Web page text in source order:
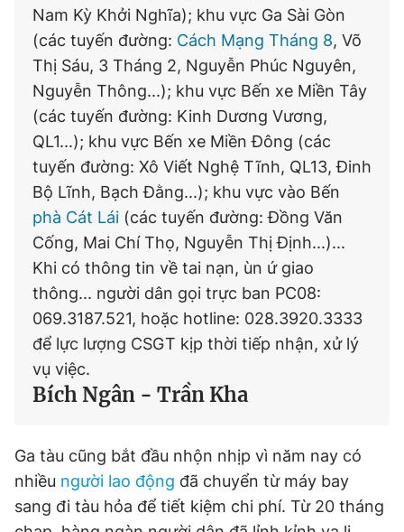
Nam Kỳ Khởi Nghĩa); khu vực Ga Sài Gòn
(các tuyến đường: Cách Mạng Tháng 8, Võ
Thị Sáu, 3 Tháng 2, Nguyễn Phúc Nguyên,
Nguyễn Thông...); khu vực Bến xe Miền Tây
(các tuyến đường: Kinh Dương Vương,
QL1...); khu vực Bến xe Miền Đông (các
tuyến đường: Xô Viết Nghệ Tĩnh, QL13, Đinh
Bộ Lĩnh, Bạch Đằng...); khu vực vào Bến
phà Cát Lái (các tuyến đường: Đồng Văn
Cống, Mai Chí Thọ, Nguyễn Thị Định...)...
Khi có thông tin về tai nạn, ùn ứ giao
thông... người dân gọi trực ban PC08:
069.3187.521, hoặc hotline: 028.3920.3333
để lực lượng CSGT kịp thời tiếp nhận, xử lý
vụ việc.
Bích Ngân - Trần Kha
Ga tàu cũng bắt đầu nhộn nhịp vì năm nay có
nhiều người lao động đã chuyển từ máy bay
sang đi tàu hỏa để tiết kiệm chi phí. Từ 20 tháng